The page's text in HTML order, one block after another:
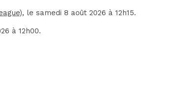
, le samedi 8 août 2026 à 12h15.
à 12h00.